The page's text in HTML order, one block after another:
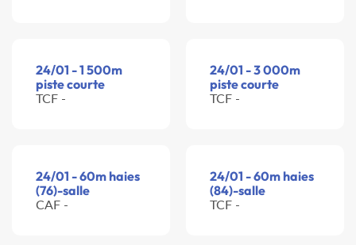
24/01 - 1 500m
piste courte
TCF -
24/01 - 3 000m
piste courte
TCF -
24/01 - 60m haies
(76)-salle
CAF -
24/01 - 60m haies
(84)-salle
TCF -